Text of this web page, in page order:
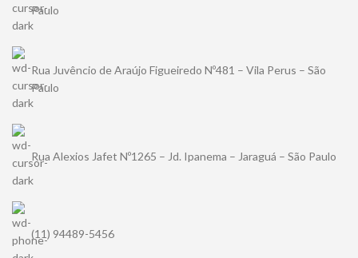
Paulo
Rua Juvêncio de Araújo Figueiredo Nº481 – Vila Perus – São
Paulo
Rua Alexios Jafet Nº1265 – Jd. Ipanema – Jaraguá – São Paulo
(11) 94489-5456